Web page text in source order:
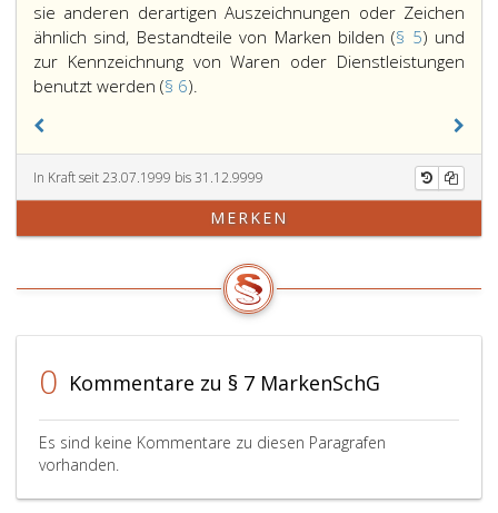
sie anderen derartigen Auszeichnungen oder Zeichen
ähnlich sind, Bestandteile von Marken bilden (§ 5) und
zur Kennzeichnung von Waren oder Dienstleistungen
benutzt werden (§ 6).
eins,
Ziffer
eins
und
Paragraphen
und
gelten
für
Darstellungen,
der
In Kraft seit 23.07.1999 bis 31.12.9999
MERKEN
0 Kommentare zu § 7 MarkenSchG
Es sind keine Kommentare zu diesen Paragrafen
vorhanden.